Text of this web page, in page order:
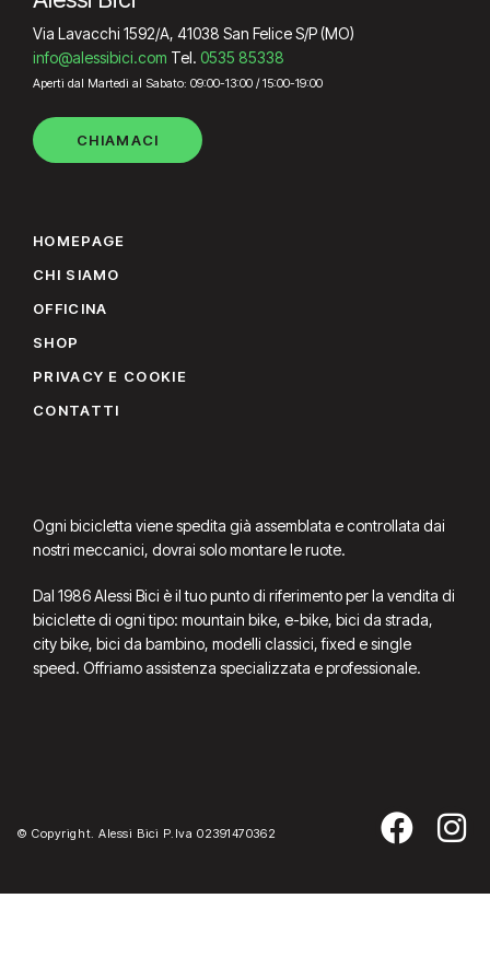
Via Lavacchi 1592/A, 41038 San Felice S/P (MO)
info@alessibici.com Tel. 0535 85338
Aperti dal Martedì al Sabato: 09:00-13:00 / 15:00-19:00
CHIAMACI
HOMEPAGE
CHI SIAMO
OFFICINA
SHOP
PRIVACY E COOKIE
CONTATTI
Ogni bicicletta viene spedita già assemblata e controllata dai
nostri meccanici, dovrai solo montare le ruote.
Dal 1986 Alessi Bici è il tuo punto di riferimento per la vendita di
biciclette di ogni tipo: mountain bike, e-bike, bici da strada,
city bike, bici da bambino, modelli classici, fixed e single
speed. Offriamo assistenza specializzata e professionale.
© Copyright. Alessi Bici P.Iva 02391470362